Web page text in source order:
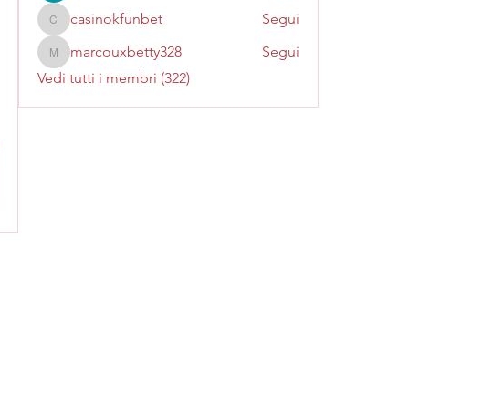
casinokfunbet
casinokfunbet Segui
marcouxbetty328
marcouxbetty328
Segui
Vedi tutti i membri (322)